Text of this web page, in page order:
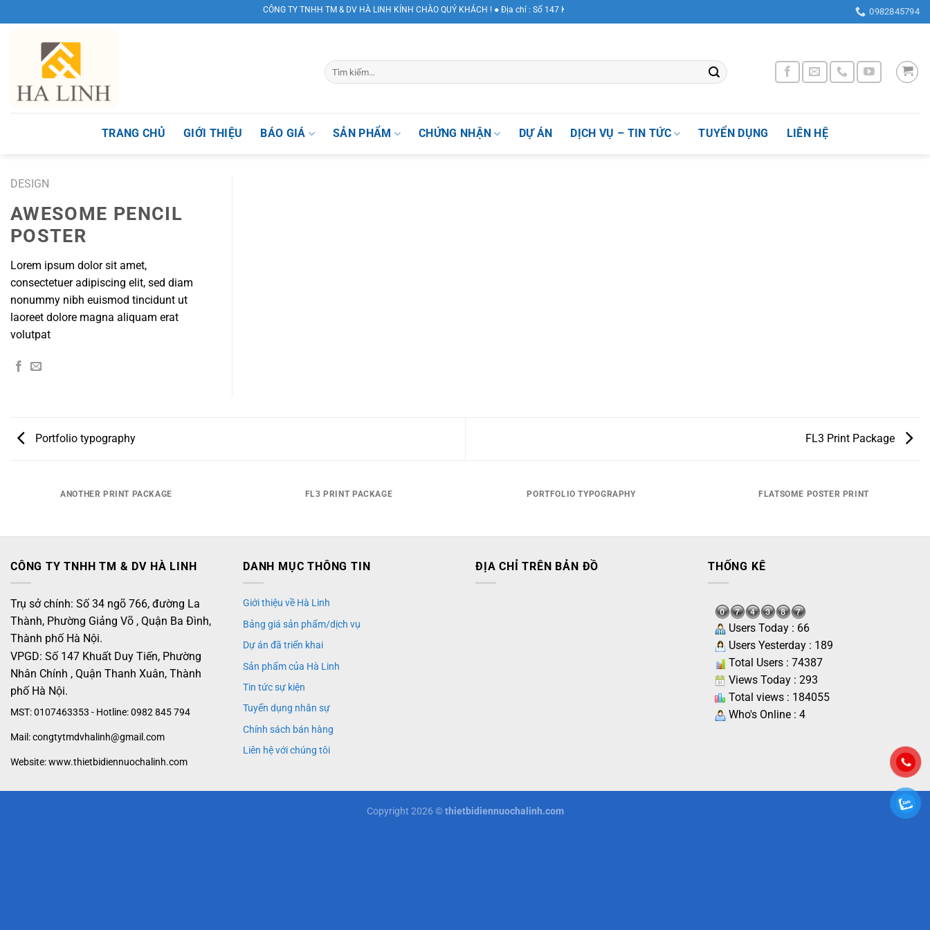
to
CÔNG TY TNHH TM & DV HÀ LINH KÍNH CHÀO QUÝ KHÁCH ! ● Địa chỉ : Số 147 Khuất Duy Tiến, Phường Nhân Chính , Quận Thanh Xuân, Thành phố Hà Nội, Việt Nam0982845794
TRANG CHỦ GIỚI THIỆU BÁO GIÁ SẢN PHẨM CHỨNG NHẬN DỰ ÁN DỊCH VỤ – TIN TỨC TUYỂN DỤNG LIÊN HỆ
DESIGN
AWESOME PENCIL
POSTER
Lorem ipsum dolor sit amet,
consectetuer adipiscing elit, sed diam
nonummy nibh euismod tincidunt ut
laoreet dolore magna aliquam erat
volutpat
Portfolio typography FL3 Print Package
ANOTHER PRINT PACKAGE FL3 PRINT PACKAGE PORTFOLIO TYPOGRAPHY FLATSOME POSTER PRINT
CÔNG TY TNHH TM & DV HÀ LINH
Trụ sở chính: Số 34 ngõ 766, đường La
Thành, Phường Giảng Võ , Quận Ba Đình,
Thành phố Hà Nội.
VPGD: Số 147 Khuất Duy Tiến, Phường
Nhân Chính , Quận Thanh Xuân, Thành
phố Hà Nội.
MST: 0107463353 - Hotline: 0982 845 794
Mail: congtytmdvhalinh@gmail.com
Website: www.thietbidiennuochalinh.com
DANH MỤC THÔNG TIN
Giới thiệu về Hà Linh
Bảng giá sản phẩm/dịch vụ
Dự án đã triển khai
Sản phẩm của Hà Linh
Tin tức sự kiện
Tuyển dụng nhân sự
Chính sách bán hàng
Liên hệ với chúng tôi
ĐỊA CHỈ TRÊN BẢN ĐỒ THỐNG KÊ
Users Today : 66
Users Yesterday : 189
Total Users : 74387
Views Today : 293
Total views : 184055
Who's Online : 4
Copyright 2026 ©thietbidiennuochalinh.com